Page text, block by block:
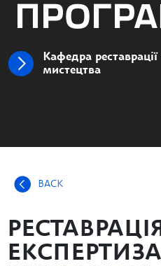
Кафедра
мистецтва
BACK